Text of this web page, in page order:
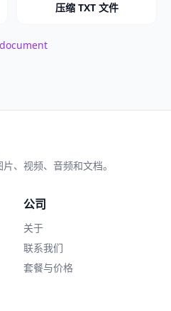
压缩 TXT 文件
、视频、音频和文档。
公司
关于
联系我们
套餐与价格